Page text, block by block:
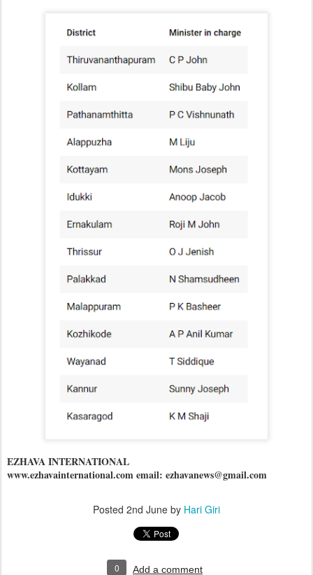
EZHAVA INTERNATIONAL
www.ezhavainternational.com email: ezhavanews@gmail.com
Posted 2nd June by Hari Giri
0 Add a comment